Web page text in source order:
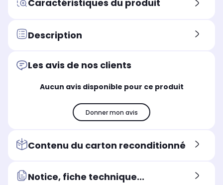
x2
60 Watts
Puissance
Google Assistant et Alexa
x2
Alexa
Caractéristiques du produit
Description
Les avis de nos clients
Aucun avis disponible pour ce produit
Donner mon avis
Contenu du carton reconditionné
Notice, fiche technique...